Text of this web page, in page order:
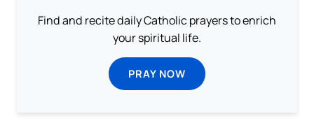
Find and recite daily Catholic prayers to enrich
your spiritual life.
PRAY NOW